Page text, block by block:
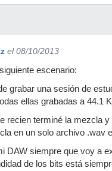
el 08/10/2013
escenario:
grabar una sesión de
ellas grabadas a 44.1
recien terminé la mezcla y
en un solo archivo .wav
DAW siempre que voy a
de los bits está